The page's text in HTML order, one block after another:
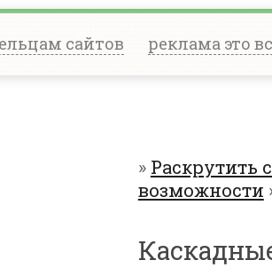
сайтов реклама это
» Раскрутить
возможности